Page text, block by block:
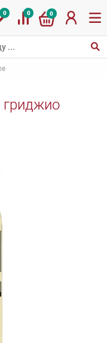
0 0 0
гриджио